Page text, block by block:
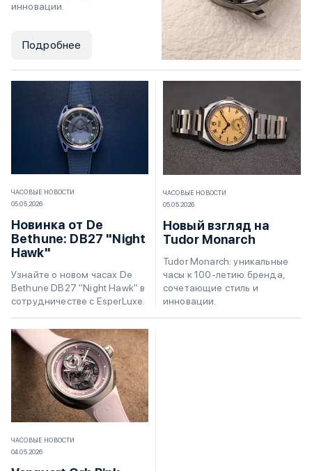
инновации.
Подробнее
ЧАСОВЫЕ НОВОСТИ
05.05.2026
Новинка от De
Bethune: DB27 "Night
Hawk"
Узнайте о новом часах De
Bethune DB27 "Night Hawk" в
сотрудничестве с EsperLuxe.
ЧАСОВЫЕ НОВОСТИ
05.05.2026
Новый взгляд на
Tudor Monarch
Tudor Monarch: уникальные
часы к 100-летию бренда,
сочетающие стиль и
инновации.
ЧАСОВЫЕ НОВОСТИ
04.05.2026